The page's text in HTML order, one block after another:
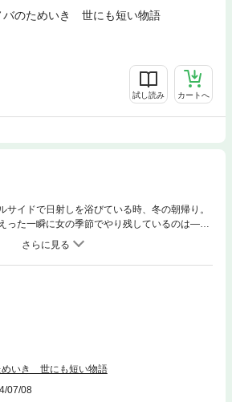
バのためいき 世にも短い物語
試し読み カートへ
サイドで日射しを浴びている時、冬の朝帰り。
った一瞬に女の季節でやり残しているのは――
がする。冒険、未知との遭遇、危険とか密会と
めにも、ためいきにも似た微妙な、大人のため
めいき 世にも短い物語
07/08